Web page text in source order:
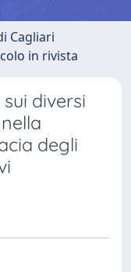
Cagliari
in rivista
diversi
degli